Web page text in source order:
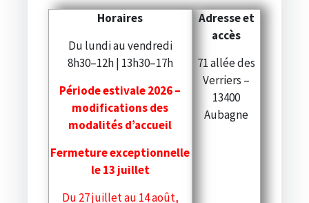
Horaires
Du lundi au vendredi
8h30–12h | 13h30–17h
Période estivale 2026 –
modifications des
modalités d’accueil
Fermeture exceptionnelle
le 13 juillet
Du 27 juillet au 14 août,
Adresse et
accès
71 allée des
Verriers –
13400
Aubagne